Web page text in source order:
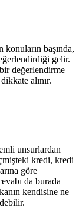
başında,
gelir.
değerlendirme
alınır.
unsurlardan
kredi, kredi
göre
da burada
kendisine ne